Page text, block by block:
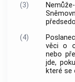
(3)
(4)
věci o
nebo
jde,
které se